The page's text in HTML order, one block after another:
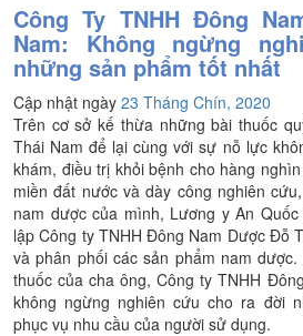
Công Ty TNHH Đông
Nam: Không ngừng
những sản phẩm tốt nhất
Cập nhật ngày 23 Tháng Chín, 2020
Trên cơ sở kế thừa những bài thuốc
Thái Nam để lại cùng với sự nỗ lực
khám, điều trị khỏi bệnh cho hàng
miền đất nước và dày công nghiên
nam dược của mình, Lương y An
lập Công ty TNHH Đông Nam Dược Đỗ
và phân phối các sản phẩm nam
thuốc của cha ông, Công ty TNHH
không ngừng nghiên cứu cho ra đời
phục vụ nhu cầu của người sử dụng.